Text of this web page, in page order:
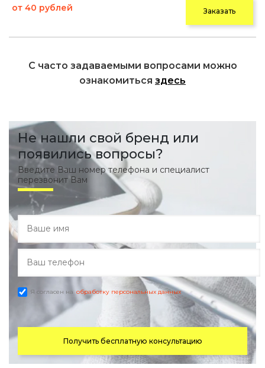
от 40 рублей Заказать
С часто задаваемыми вопросами можно
ознакомиться здесь
Не нашли свой бренд или
появились вопросы?
Введите Ваш номер телефона и специалист
перезвонит Вам
Я согласен на обработку персональных данных
Получить бесплатную консультацию